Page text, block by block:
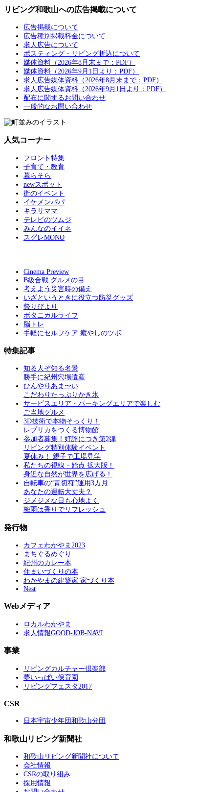
リビング和歌山への広告掲載について
広告掲載について
広告種別掲載料金について
求人広告について
ポスティング・リビング折込について
媒体資料（2026年8月末まで：PDF）
媒体資料（2026年9月1日より：PDF）
求人広告媒体資料（2026年8月末まで：PDF）
求人広告媒体資料（2026年9月1日より：PDF）
配布に関するお問い合わせ
一般的なお問い合わせ
人気コーナー
フロント特集
子育て・教育
暮らそら
newスポット
街のイベント
イケメンパパ
キラリママ
テレビのツムジ
みんなのイイネ
スグレMONO
Cinema Preview
B級合戦 グルメの目
考えよう災害時の備え
いざというときに役立つ防災グッズ
祭りびより
ボタニカルライフ
脳トレ
手軽にセルフケア 癒やしのツボ
特集記事
知る人ぞ知る名景
勝手に紀州穴場遺産
ひんやりあま〜い
こだわりたっぷりかき氷
サービスエリア・パーキングエリアで楽しむ
ご当地グルメ
3D技術で本物そっくり！
レプリカをつくる博物館
参加者募集！好評につき第2弾
リビング特別体験イベント
夏休み！ 親子で工場見学
私たちの視線・始点 拡大版！
身近な自然が世界を広げる！
自転車の“青切符”運用3カ月
あなたの運転大丈夫？
ジメジメな日も心地よく
梅雨は香りでリフレッシュ
発行物
カフェわかやま2023
まちぐるめぐり
紀州のカレー本
住まいづくりの本
わかやまの建築家 家づくり本
Nest
Webメディア
ロカルわかやま
求人情報GOOD-JOB-NAVI
事業
リビングカルチャー倶楽部
夢いっぱい保育園
リビングフェスタ2017
CSR
日本宇宙少年団和歌山分団
和歌山リビング新聞社
和歌山リビング新聞社について
会社情報
CSRの取り組み
採用情報